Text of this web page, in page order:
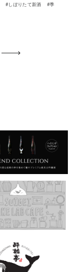
#しぼりたて新酒
#季